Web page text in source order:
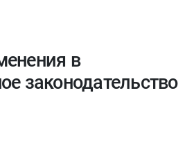
в
законодательство